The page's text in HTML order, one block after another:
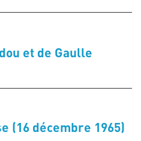
et de Gaulle
(16 décembre 1965)